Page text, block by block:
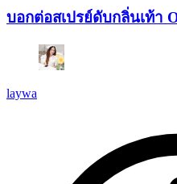
บอกต่อสเปรย์ดับกลิ่นเท้า
laywa